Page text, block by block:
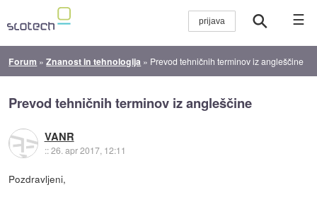
☰
Forum »Znanost in tehnologija » Prevod tehničnih terminov iz angleščine
Prevod tehničnih terminov iz angleščine
VANR
::26. apr 2017, 12:11
Pozdravljeni,